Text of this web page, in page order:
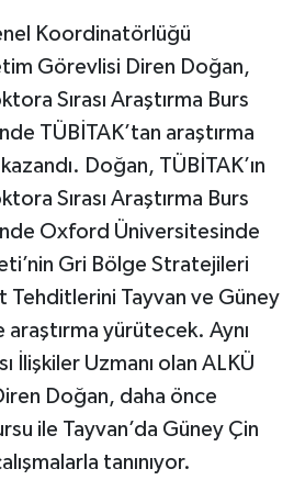
Koordinatörlüğü
Görevlisi Diren Doğan,
Sırası Araştırma Burs
TÜBİTAK’tan araştırma
Doğan, TÜBİTAK’ın
Sırası Araştırma Burs
Oxford Üniversitesinde
Gri Bölge Stratejileri
Tayvan ve Güney
yürütecek. Aynı
İlişkiler Uzmanı olan ALKÜ
Doğan, daha önce
ile Tayvan’da Güney Çin
tanınıyor.